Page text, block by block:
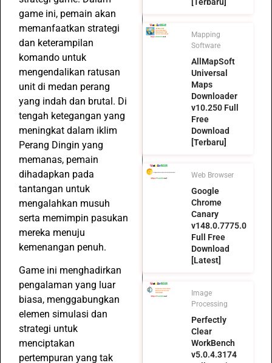
game ini, pemain akan
memanfaatkan strategi
dan keterampilan
komando untuk
mengendalikan ratusan
unit di medan perang
yang indah dan brutal. Di
tengah ketegangan yang
meningkat dalam iklim
Perang Dingin yang
memanas, pemain
dihadapkan pada
tantangan untuk
mengalahkan musuh
serta memimpin pasukan
mereka menuju
kemenangan penuh.
Game ini menghadirkan
pengalaman yang luar
biasa, menggabungkan
elemen simulasi dan
strategi untuk
menciptakan
pertempuran yang tak
[Terbaru]
Mapping
Software
AllMapSoft
Universal
Maps
Downloader
v10.250 Full
Free
Download
[Terbaru]
Web Browser
Google
Chrome
Canary
v148.0.7775.0
Full Free
Download
[Latest]
Image
Processing
Perfectly
Clear
WorkBench
v5.0.4.3174